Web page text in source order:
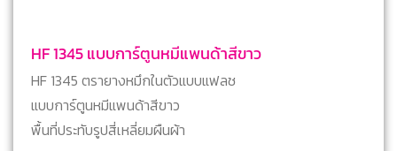
HF 1345 แบบการ์ตูนหมีแพนด้าสีขาว
HF 1345 ตรายางหมึกในตัวแบบแฟลช
แบบการ์ตูนหมีแพนด้าสีขาว
พื้นที่ประทับรูปสี่เหลี่ยมผืนผ้า